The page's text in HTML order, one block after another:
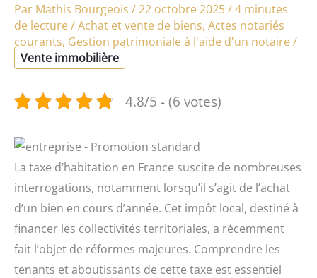
Par Mathis Bourgeois /22 octobre 2025/4 minutes
de lecture/Achat et vente de biens, Actes notariés
courants, Gestion patrimoniale à l'aide d'un notaire/
Vente immobilière
4.8/5 - (6 votes)
La taxe d’habitation en France suscite de nombreuses
interrogations, notamment lorsqu’il s’agit de l’achat
d’un bien en cours d’année. Cet impôt local, destiné à
financer les collectivités territoriales, a récemment
fait l’objet de réformes majeures. Comprendre les
tenants et aboutissants de cette taxe est essentiel